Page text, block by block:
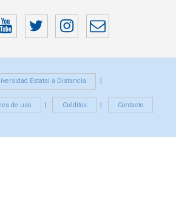
TwitterInstragram
Correo
electrónico
Estatal a Distancia
de uso Créditos Contacto